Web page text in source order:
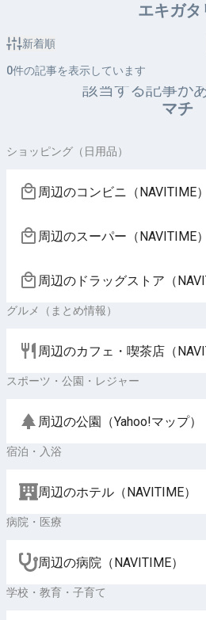
エキガタ
新着順
0件の記事を表示しています
該当する記事が
マチ
ショッピング（日用品）
周辺のコンビニ（NAVITIME）
周辺のスーパー（NAVITIME）
周辺のドラッグストア（
グルメ（まとめ情報）
周辺のカフェ・喫茶店（
スポーツ・公園・レジャー
周辺の公園（Yahoo!マップ）
宿泊・入浴
周辺のホテル（NAVITIME）
病院・医療
周辺の病院（NAVITIME）
学校・教育・子育て